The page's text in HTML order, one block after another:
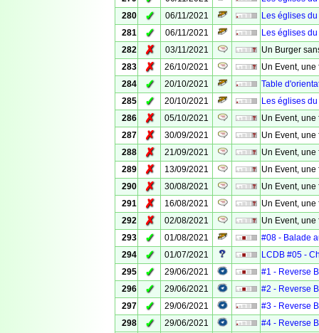
280
✓ 06/11/2021
Les églises
281
✓ 06/11/2021
Les églises
282
✗ 03/11/2021
Un Burger
283
✗ 26/10/2021
Un Event,
284
✓ 20/10/2021
Table
285
✓ 20/10/2021
Les églises
286
✗ 05/10/2021
Un Event,
287
✗ 30/09/2021
Un Event,
288
✗ 21/09/2021
Un Event,
289
✗ 13/09/2021
Un Event,
290
✗ 30/08/2021
Un Event,
291
✗ 16/08/2021
Un Event,
292
✗ 02/08/2021
Un Event,
293
✓ 01/08/2021
#08 - Balade
294
✓ 01/07/2021
LCDB #05 -
295
✓ 29/06/2021
#1 - Reverse
296
✓ 29/06/2021
#2 - Reverse
297
✓ 29/06/2021
#3 - Reverse
298
✓ 29/06/2021
#4 - Reverse